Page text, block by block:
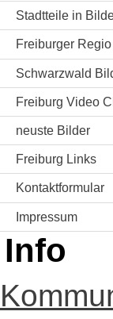
Stadtteile in
Freiburger Regio
Schwarzwald
Freiburg Video
neuste Bilder
Freiburg Links
Kontaktformular
Impressum
Info